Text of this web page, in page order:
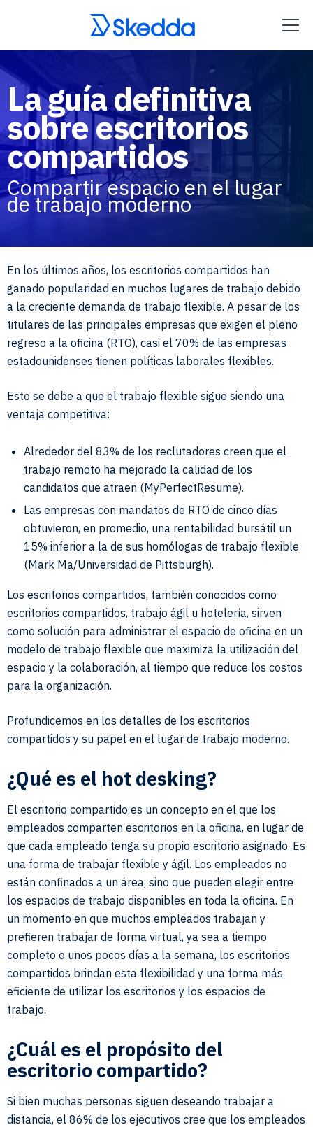
La guía definitiva
sobre escritorios
compartidos
Compartir espacio en el lugar
de trabajo moderno
En los últimos años, los escritorios compartidos han
ganado popularidad en muchos lugares de trabajo debido
a la creciente demanda de trabajo flexible. A pesar de los
titulares de las principales empresas que exigen el pleno
regreso a la oficina (RTO), casi el 70% de las empresas
estadounidenses tienen políticas laborales flexibles.
Esto se debe a que el trabajo flexible sigue siendo una
ventaja competitiva:
Alrededor del 83% de los reclutadores creen que el
trabajo remoto ha mejorado la calidad de los
candidatos que atraen (MyPerfectResume).
Las empresas con mandatos de RTO de cinco días
obtuvieron, en promedio, una rentabilidad bursátil un
15% inferior a la de sus homólogas de trabajo flexible
(Mark Ma/Universidad de Pittsburgh).
Los escritorios compartidos, también conocidos como
escritorios compartidos, trabajo ágil u hotelería, sirven
como solución para administrar el espacio de oficina en un
modelo de trabajo flexible que maximiza la utilización del
espacio y la colaboración, al tiempo que reduce los costos
para la organización.
Profundicemos en los detalles de los escritorios
compartidos y su papel en el lugar de trabajo moderno.
¿Qué es el hot desking?
El escritorio compartido es un concepto en el que los
empleados comparten escritorios en la oficina, en lugar de
que cada empleado tenga su propio escritorio asignado. Es
una forma de trabajar flexible y ágil. Los empleados no
están confinados a un área, sino que pueden elegir entre
los espacios de trabajo disponibles en toda la oficina. En
un momento en que muchos empleados trabajan y
prefieren trabajar de forma virtual, ya sea a tiempo
completo o unos pocos días a la semana, los escritorios
compartidos brindan esta flexibilidad y una forma más
eficiente de utilizar los escritorios y los espacios de
trabajo.
¿Cuál es el propósito del
escritorio compartido?
Si bien muchas personas siguen deseando trabajar a
distancia, el 86% de los ejecutivos cree que los empleados